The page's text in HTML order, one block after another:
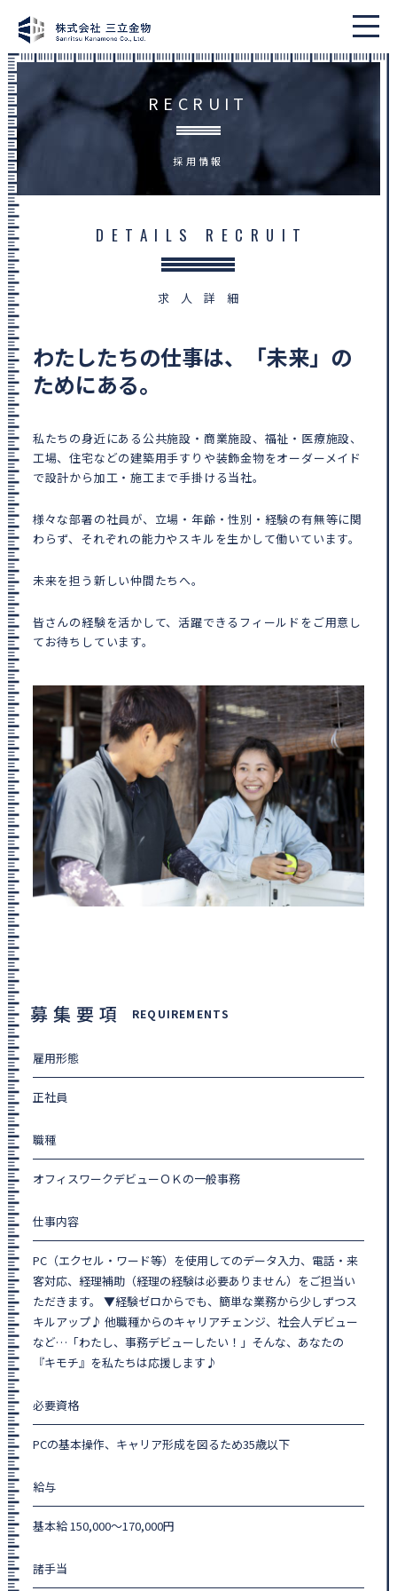
RECRUIT
採用情報
DETAILS RECRUIT
求人詳細
わたしたちの仕事は、「未来」の
ためにある。
私たちの身近にある公共施設・商業施設、福祉・医療施設、
工場、住宅などの建築用手すりや装飾金物をオーダーメイド
で設計から加工・施工まで手掛ける当社。
様々な部署の社員が、立場・年齢・性別・経験の有無等に関
わらず、それぞれの能力やスキルを生かして働いています。
未来を担う新しい仲間たちへ。
皆さんの経験を活かして、活躍できるフィールドをご用意し
てお待ちしています。
REQUIREMENTS
募集要項
雇用形態
正社員
職種
オフィスワークデビューＯＫの一般事務
仕事内容
PC（エクセル・ワード等）を使用してのデータ入力、電話・来
客対応、経理補助（経理の経験は必要ありません）をご担当い
ただきます。 ▼経験ゼロからでも、簡単な業務から少しずつス
キルアップ♪ 他職種からのキャリアチェンジ、社会人デビュー
など…「わたし、事務デビューしたい！」そんな、あなたの
『キモチ』を私たちは応援します♪
必要資格
PCの基本操作、キャリア形成を図るため35歳以下
給与
基本給 150,000～170,000円
諸手当